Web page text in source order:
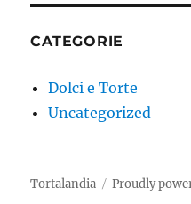
CATEGORIE
Dolci e Torte
Uncategorized
Tortalandia Proudly